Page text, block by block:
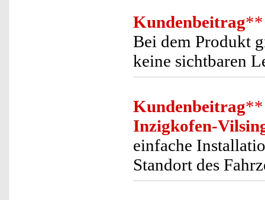
Kundenbeitrag**
Bei dem Produkt
keine sichtbaren
Kundenbeitrag**
Inzigkofen-
einfache
Standort des